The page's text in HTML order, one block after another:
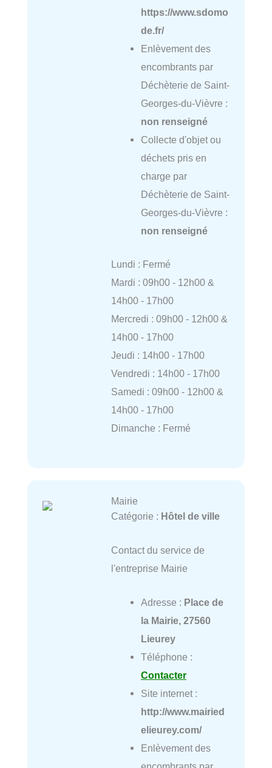
https://www.sdomo
de.fr/
Enlèvement des
encombrants par
Déchèterie de Saint-
Georges-du-Vièvre :
non renseigné
Collecte d'objet ou
déchets pris en
charge par
Déchèterie de Saint-
Georges-du-Vièvre :
non renseigné
Lundi : Fermé
Mardi : 09h00 - 12h00 &
14h00 - 17h00
Mercredi : 09h00 - 12h00 &
14h00 - 17h00
Jeudi : 14h00 - 17h00
Vendredi : 14h00 - 17h00
Samedi : 09h00 - 12h00 &
14h00 - 17h00
Dimanche : Fermé
Mairie
Catégorie : Hôtel de ville
Contact du service de
l'entreprise Mairie
Adresse : Place de
la Mairie, 27560
Lieurey
Téléphone :
Contacter
Site internet :
http://www.mairied
elieurey.com/
Enlèvement des